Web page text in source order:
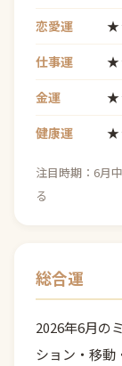
恋愛運
仕事運
金運
健康運
注目時期：6月
る
総合運
2026年6月の
ション・移動